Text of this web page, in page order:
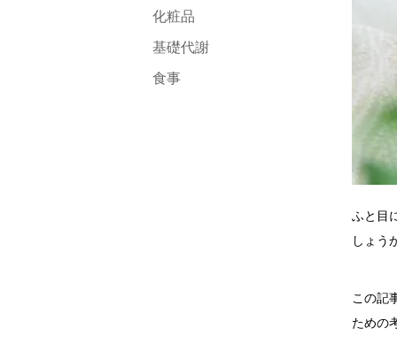
化粧品
基礎代謝
食事
ふと目
しょう
この記
ための